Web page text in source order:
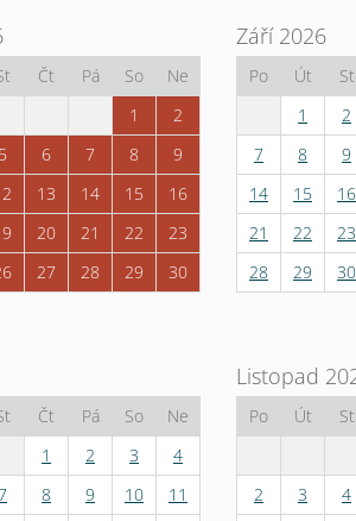
Čt Pá So
Ne
1
2
5 6 7 8
9
13 14 15
16
20 21 22
23
27 28 29
30
Září 2026
Po Út
St
1
2
7
8
9
14
15
16
21
22
23
28
29 30
Čt Pá So
Ne
1
2 3
4
8 9 10
11
Listopad
Po Út St
2 3
4